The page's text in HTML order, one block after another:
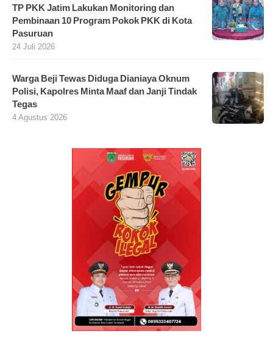
TP PKK Jatim Lakukan Monitoring dan
Pembinaan 10 Program Pokok PKK di Kota
Pasuruan
24 Juli 2026
Warga Beji Tewas Diduga Dianiaya Oknum
Polisi, Kapolres Minta Maaf dan Janji Tindak
Tegas
4 Agustus 2026